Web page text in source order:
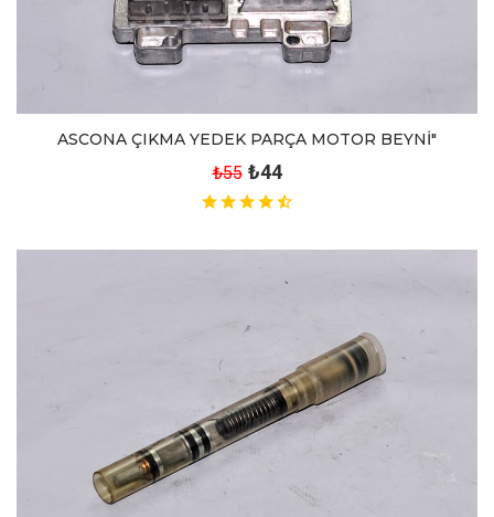
ASCONA ÇIKMA YEDEK PARÇA MOTOR BEYNİ"
₺55 ₺44